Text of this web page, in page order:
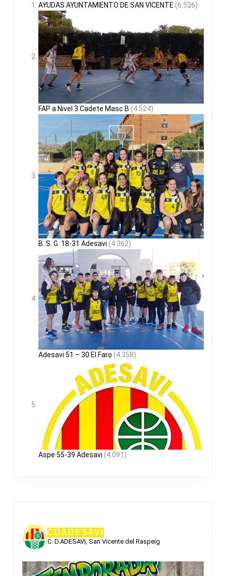
AYUDAS AYUNTAMIENTO DE SAN VICENTE (6.526)
FAP a Nivel 3 Cadete Masc B (4.524)
B. S. G. 18-31 Adesavi (4.362)
Adesavi 51 – 30 El Faro (4.358)
Aspe 55-39 Adesavi (4.091)
CDADESAVI
C. D.ADESAVI, San Vicente del Raspeig